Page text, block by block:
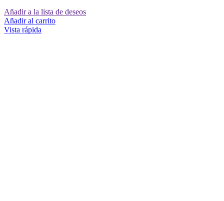
Añadir a la lista de deseos
Añadir al carrito
Vista rápida